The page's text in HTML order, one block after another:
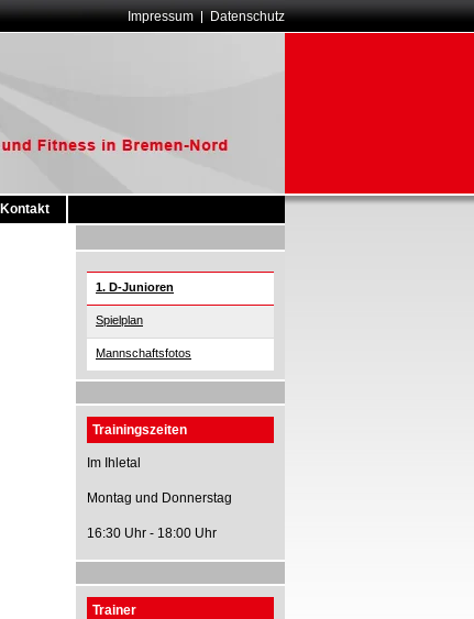
1. D-Junioren
Spielplan
Mannschaftsfotos
Trainingszeiten
Im Ihletal
Montag und Donnerstag
16:30 Uhr - 18:00 Uhr
Trainer
Impressum Datenschutz
Kontakt